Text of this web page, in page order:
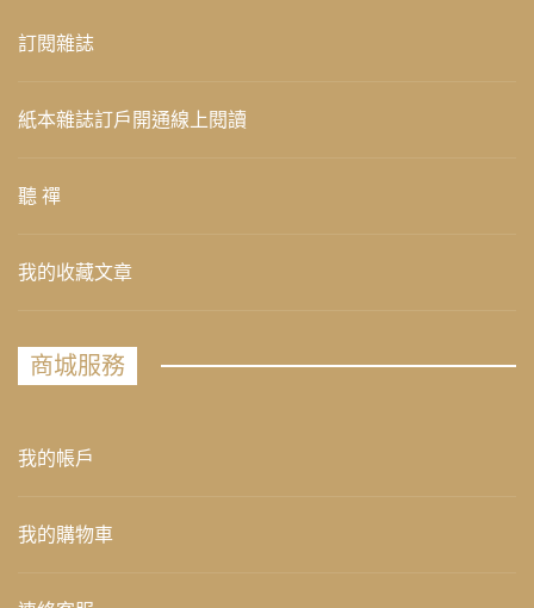
訂閱雜誌
紙本雜誌訂戶開通線上閱讀
聽 禪
我的收藏文章
商城服務
我的帳戶
我的購物車